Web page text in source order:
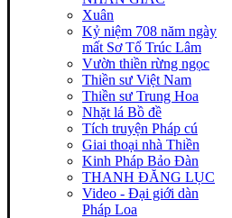
Xuân
Kỷ niệm 708 năm ngày
mất Sơ Tổ Trúc Lâm
Vườn thiền rừng ngọc
Thiền sư Việt Nam
Thiền sư Trung Hoa
Nhặt lá Bồ đề
Tích truyện Pháp cú
Giai thoại nhà Thiền
Kinh Pháp Bảo Đàn
THANH ĐĂNG LỤC
Video - Đại giới dàn
Pháp Loa